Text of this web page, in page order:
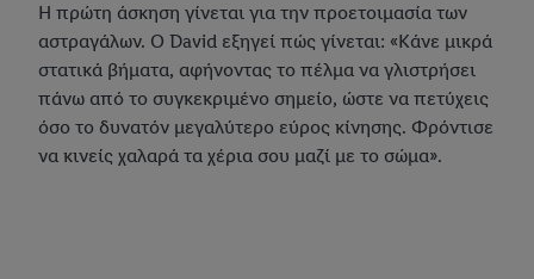
Η πρώτη άσκηση γίνεται για την προετοιμασία των
αστραγάλων. Ο David εξηγεί πώς γίνεται: «Κάνε μικρά
στατικά βήματα, αφήνοντας το πέλμα να γλιστρήσει
πάνω από το συγκεκριμένο σημείο, ώστε να πετύχεις
όσο το δυνατόν μεγαλύτερο εύρος κίνησης. Φρόντισε
να κινείς χαλαρά τα χέρια σου μαζί με το σώμα».